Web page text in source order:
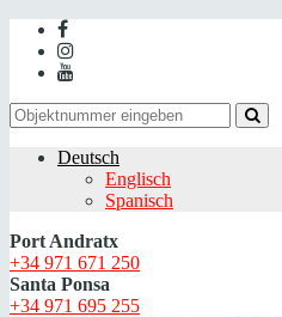
Deutsch
Englisch
Spanisch
Port Andratx
+34 971 671 250
Santa Ponsa
+34 971 695 255